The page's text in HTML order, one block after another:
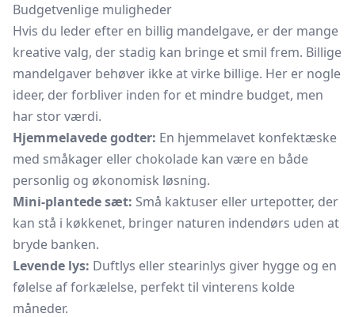
Budgetvenlige muligheder
Hvis du leder efter en billig mandelgave, er der mange
kreative valg, der stadig kan bringe et smil frem. Billige
mandelgaver behøver ikke at virke billige. Her er nogle
ideer, der forbliver inden for et mindre budget, men
har stor værdi.
Hjemmelavede godter: En hjemmelavet konfektæske
med småkager eller chokolade kan være en både
personlig og økonomisk løsning.
Mini-plantede sæt: Små kaktuser eller urtepotter, der
kan stå i køkkenet, bringer naturen indendørs uden at
bryde banken.
Levende lys: Duftlys eller stearinlys giver hygge og en
følelse af forkælelse, perfekt til vinterens kolde
måneder.